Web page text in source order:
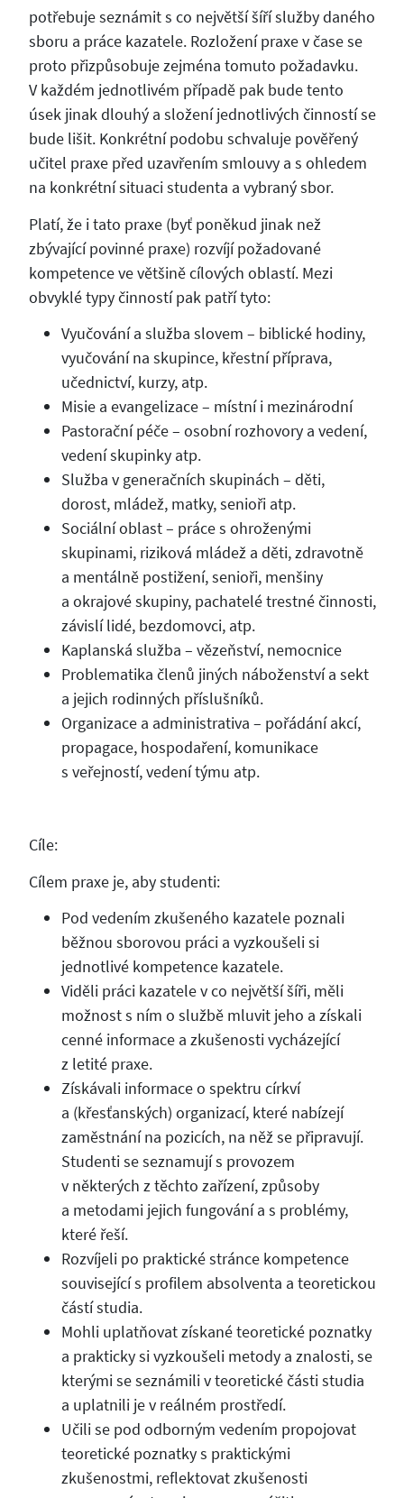
potřebuje seznámit s co největší šíří služby daného
sboru a práce kazatele. Rozložení praxe v čase se
proto přizpůsobuje zejména tomuto požadavku.
V každém jednotlivém případě pak bude tento
úsek jinak dlouhý a složení jednotlivých činností se
bude lišit. Konkrétní podobu schvaluje pověřený
učitel praxe před uzavřením smlouvy a s ohledem
na konkrétní situaci studenta a vybraný sbor.
Platí, že i tato praxe (byť poněkud jinak než
zbývající povinné praxe) rozvíjí požadované
kompetence ve většině cílových oblastí. Mezi
obvyklé typy činností pak patří tyto:
Vyučování a služba slovem – biblické hodiny,
vyučování na skupince, křestní příprava,
učednictví, kurzy, atp.
Misie a evangelizace – místní i mezinárodní
Pastorační péče – osobní rozhovory a vedení,
vedení skupinky atp.
Služba v generačních skupinách – děti,
dorost, mládež, matky, senioři atp.
Sociální oblast – práce s ohroženými
skupinami, riziková mládež a děti, zdravotně
a mentálně postižení, senioři, menšiny
a okrajové skupiny, pachatelé trestné činnosti,
závislí lidé, bezdomovci, atp.
Kaplanská služba – vězeňství, nemocnice
Problematika členů jiných náboženství a sekt
a jejich rodinných příslušníků.
Organizace a administrativa – pořádání akcí,
propagace, hospodaření, komunikace
s veřejností, vedení týmu atp.
Cíle:
Cílem praxe je, aby studenti:
Pod vedením zkušeného kazatele poznali
běžnou sborovou práci a vyzkoušeli si
jednotlivé kompetence kazatele.
Viděli práci kazatele v co největší šíři, měli
možnost s ním o službě mluvit jeho a získali
cenné informace a zkušenosti vycházející
z letité praxe.
Získávali informace o spektru církví
a (křesťanských) organizací, které nabízejí
zaměstnání na pozicích, na něž se připravují.
Studenti se seznamují s provozem
v některých z těchto zařízení, způsoby
a metodami jejich fungování a s problémy,
které řeší.
Rozvíjeli po praktické stránce kompetence
související s profilem absolventa a teoretickou
částí studia.
Mohli uplatňovat získané teoretické poznatky
a prakticky si vyzkoušeli metody a znalosti, se
kterými se seznámili v teoretické části studia
a uplatnili je v reálném prostředí.
Učili se pod odborným vedením propojovat
teoretické poznatky s praktickými
zkušenostmi, reflektovat zkušenosti